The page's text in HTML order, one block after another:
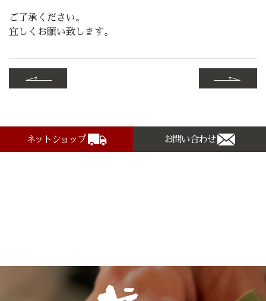
ご了承ください。
宜しくお願い致します。
ネットショップ お問い合わせ